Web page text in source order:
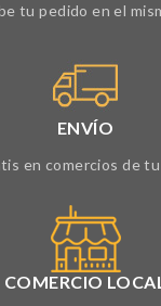
tu pedido en el
ENVÍO
en comercios de
COMERCIO